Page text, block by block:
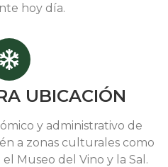
hoy día.
UBICACIÓN
y administrativo de
a zonas culturales como
Museo del Vino y la Sal.